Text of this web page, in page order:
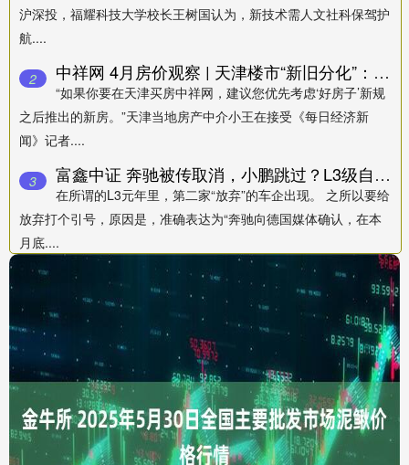
沪深投，福耀科技大学校长王树国认为，新技术需人文社科保驾护
航....
2 中祥网 4月房价观察 | 天津楼市“新旧分化”：新房价格涨幅全国第三VS二手房成交比重超七成
“如果你要在天津买房中祥网，建议您优先考虑‘好房子’新规
之后推出的新房。”天津当地房产中介小王在接受《每日经济新
闻》记者....
3 富鑫中证 奔驰被传取消，小鹏跳过？L3级自动驾驶这就降温了？
在所谓的L3元年里，第二家“放弃”的车企出现。 之所以要给
放弃打个引号，原因是，准确表达为“奔驰向德国媒体确认，在本
月底....